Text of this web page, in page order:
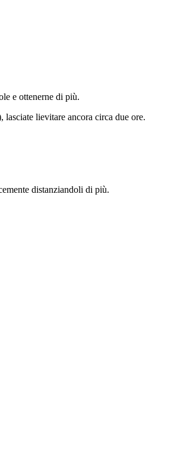
e ottenerne di più.
lasciate lievitare ancora circa due ore.
distanziandoli di più.